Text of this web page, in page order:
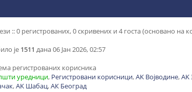
:: 0 регистрованих, 0 скривених и 4 госта (основано на
је 1511 дана 06 Јан 2026, 02:57
регистрованих корисника
уредници, Регистровани корисници,AK Војводине,AK
,AK Шабац,АК Београд